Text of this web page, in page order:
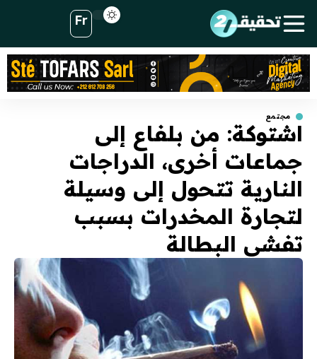
Fr
مجتمع
اشتوكة: من بلفاع إلى
جماعات أخرى، الدراجات
النارية تتحول إلى وسيلة
لتجارة المخدرات بسبب
تفشي البطالة